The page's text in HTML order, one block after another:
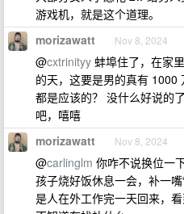
游戏机，就是这个道理。
morizawatt Nov 8, 2024
@cxtrinityy 蚌埠住了，在家
的天，这要是男的真有 1000
都是应该的？ 没什么好说的
吧，嘻嘻
morizawatt Nov 8, 2024
@carlinglm 你咋不说换位一
孩子烧好饭休息一会，补一
是人在外工作完一天回来，